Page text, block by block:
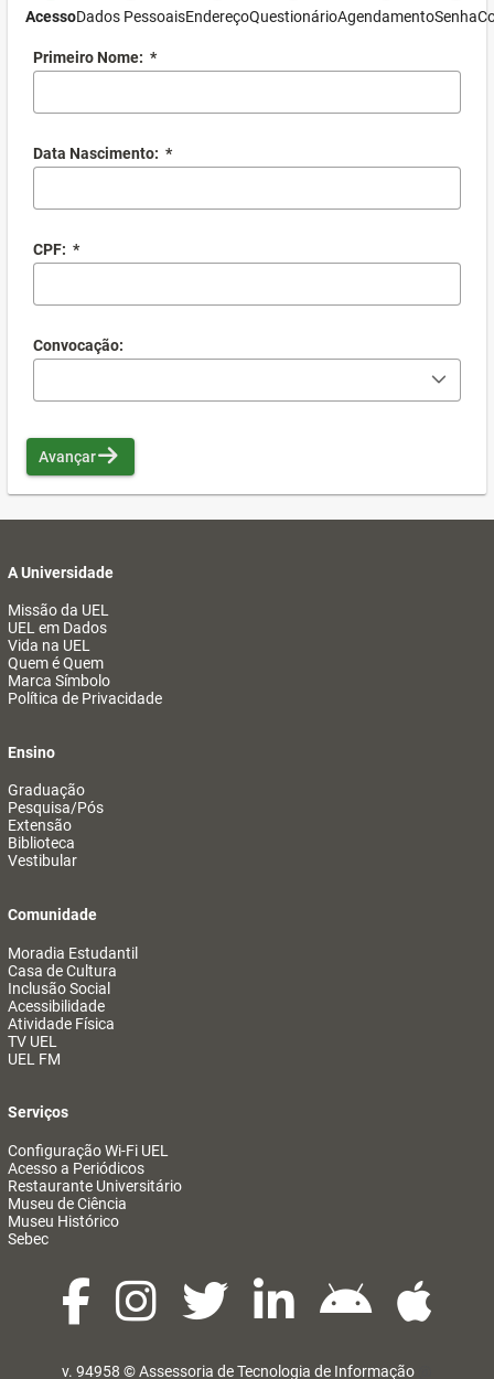
AcessoDados PessoaisEndereçoQuestionárioAgendamentoSenha
Primeiro Nome: *
Data Nascimento: *
CPF: *
Convocação:
Avançar
A Universidade
Missão da UEL
UEL em Dados
Vida na UEL
Quem é Quem
Marca Símbolo
Política de Privacidade
Ensino
Graduação
Pesquisa/Pós
Extensão
Biblioteca
Vestibular
Comunidade
Moradia Estudantil
Casa de Cultura
Inclusão Social
Acessibilidade
Atividade Física
TV UEL
UEL FM
Serviços
Configuração Wi-Fi UEL
Acesso a Periódicos
Restaurante Universitário
Museu de Ciência
Museu Histórico
Sebec
v. 94958 ©Assessoria de Tecnologia de Informação